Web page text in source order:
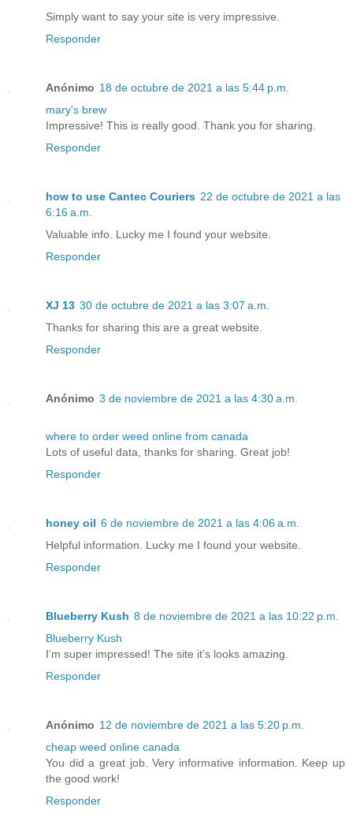
Simply want to say your site is very impressive.
Responder
Anónimo 18 de octubre de 2021 a las 5:44 p.m.
mary's brew
Impressive! This is really good. Thank you for sharing.
Responder
how to use Cantec Couriers 22 de octubre de 2021 a las
6:16 a.m.
Valuable info. Lucky me I found your website.
Responder
XJ 13 30 de octubre de 2021 a las 3:07 a.m.
Thanks for sharing this are a great website.
Responder
Anónimo 3 de noviembre de 2021 a las 4:30 a.m.
where to order weed online from canada
Lots of useful data, thanks for sharing. Great job!
Responder
honey oil 6 de noviembre de 2021 a las 4:06 a.m.
Helpful information. Lucky me I found your website.
Responder
Blueberry Kush 8 de noviembre de 2021 a las 10:22 p.m.
Blueberry Kush
I’m super impressed! The site it’s looks amazing.
Responder
Anónimo 12 de noviembre de 2021 a las 5:20 p.m.
cheap weed online canada
You did a great job. Very informative information. Keep up
the good work!
Responder